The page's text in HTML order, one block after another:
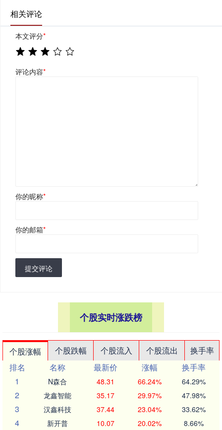
相关评论
本文评分*
评论内容*
你的昵称*
你的邮箱*
提交评论
个股实时涨跌榜
个股涨幅 个股跌幅 个股流入 个股流出
换手率
排名
名称 最新价 涨幅
换手率
1
N森合 48.31 66.24% 64.29%
2 龙鑫智能 35.17 29.97% 47.98%
3 汉鑫科技 37.44 23.04% 33.62%
4 新开普 10.07 20.02% 8.66%